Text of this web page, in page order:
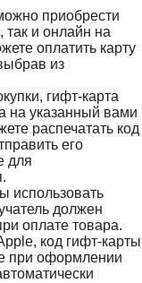
приобрести
так и онлайн на
оплатить карту
из
гифт-карта
на указанный вами
распечатать код
его
для
использовать
должен
оплате товара.
код гифт-карты
при оформлении